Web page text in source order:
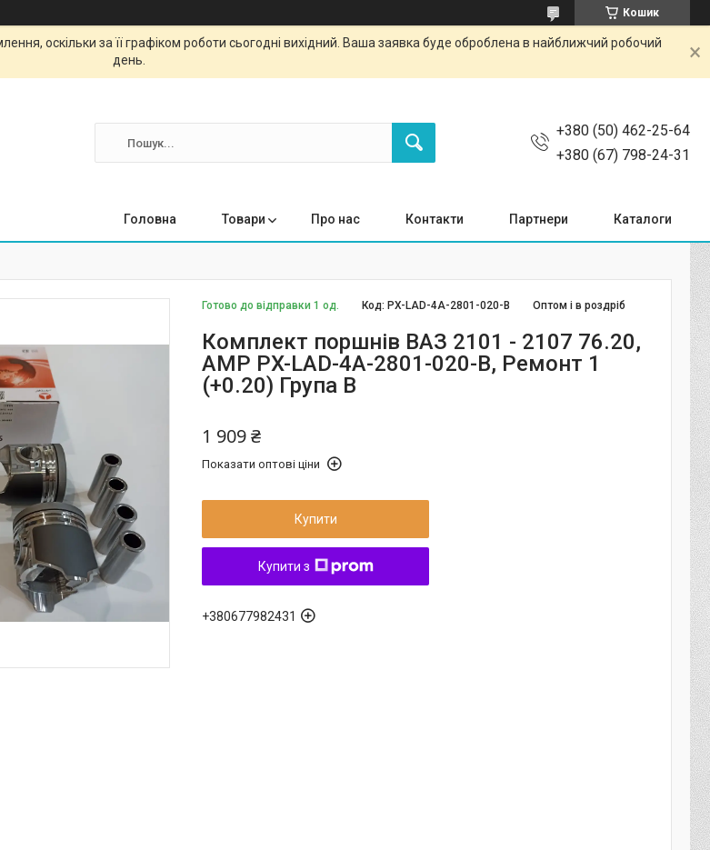
Кошик
оскільки за її графіком роботи сьогодні вихідний. Ваша заявка буде оброблена в найближчий робочий
день.
+380 (50) 462-25-64
+380 (67) 798-24-31
Головна Товари Про нас Контакти Партнери Каталоги
Готово до відправки 1 од. Оптом і в роздріб
Код: PX-LAD-4A-2801-020-B
Комплект поршнів ВАЗ 2101 - 2107 76.20,
AMP PX-LAD-4A-2801-020-B, Ремонт 1
(+0.20) Група B
1 909 ₴
Показати оптові ціни
Купити
Купити з
+380677982431